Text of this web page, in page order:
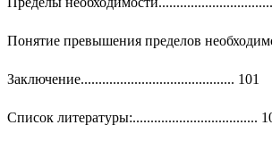
Понятие превышения пределов
Заключение........................................... 101
Список литературы:...................................